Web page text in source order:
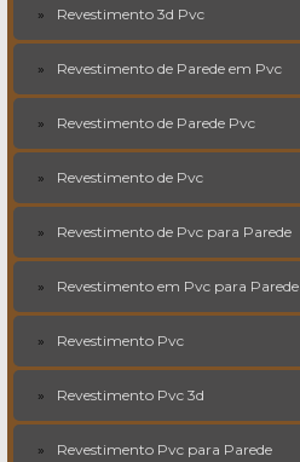
Revestimento 3d Pvc
Revestimento de Parede em Pvc
Revestimento de Parede Pvc
Revestimento de Pvc
Revestimento de Pvc para Parede
Revestimento em Pvc para Parede
Revestimento Pvc
Revestimento Pvc 3d
Revestimento Pvc para Parede